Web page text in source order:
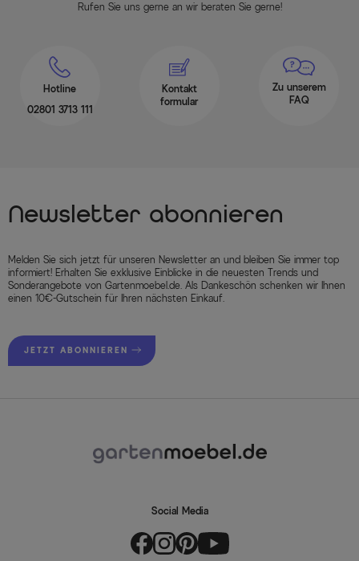
Rufen Sie uns gerne an wir beraten Sie gerne!
Hotline
02801 3713 111
Kontakt
formular
Zu unserem
FAQ
Newsletter abonnieren
Melden Sie sich jetzt für unseren Newsletter an und bleiben Sie immer top
informiert! Erhalten Sie exklusive Einblicke in die neuesten Trends und
Sonderangebote von Gartenmoebel.de. Als Dankeschön schenken wir Ihnen
einen 10€-Gutschein für Ihren nächsten Einkauf.
JETZT ABONNIEREN
Social Media